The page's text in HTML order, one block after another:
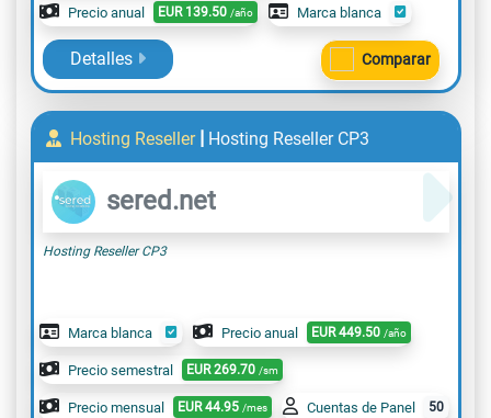
Precio anual EUR 139.50 /año Marca blanca
Detalles Comparar
Hosting Reseller | Hosting Reseller CP3
sered.net
Hosting Reseller CP3
Marca blanca Precio anual EUR 449.50 /año
Precio semestral EUR 269.70 /sm
Precio mensual EUR 44.95 /mes Cuentas de Panel 50